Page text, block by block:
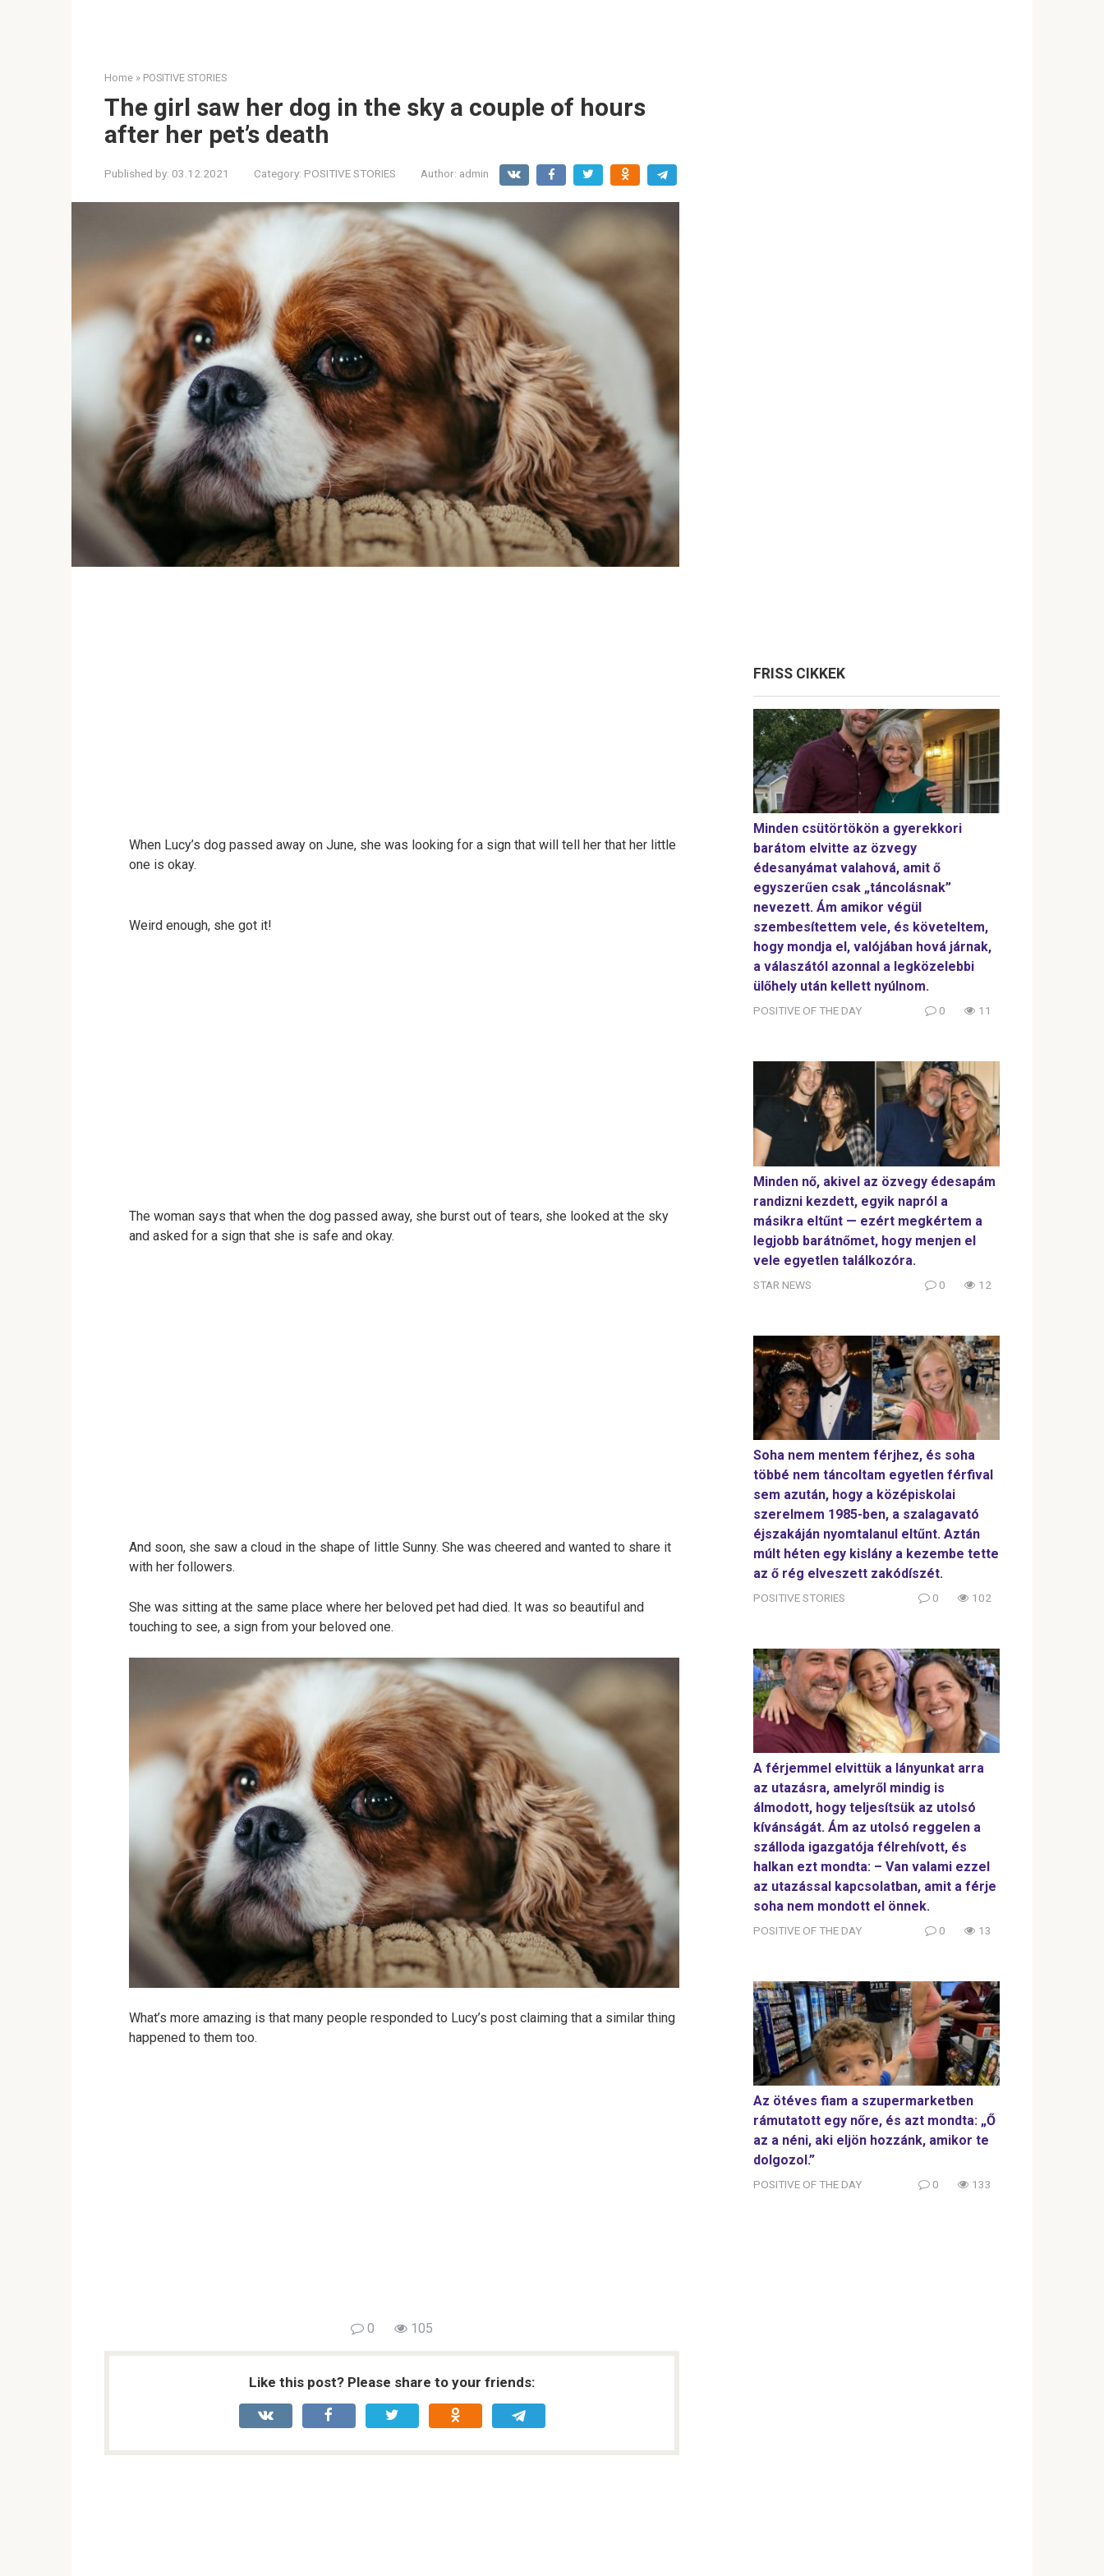
Home » POSITIVE STORIES
The girl saw her dog in the sky a couple of hours
after her pet’s death
Published by: 03.12.2021 Category: POSITIVE STORIES Author: admin
When Lucy’s dog passed away on June, she was looking for a sign that will tell her that her little
one is okay.
Weird enough, she got it!
The woman says that when the dog passed away, she burst out of tears, she looked at the sky
and asked for a sign that she is safe and okay.
And soon, she saw a cloud in the shape of little Sunny. She was cheered and wanted to share it
with her followers.
She was sitting at the same place where her beloved pet had died. It was so beautiful and
touching to see, a sign from your beloved one.
What’s more amazing is that many people responded to Lucy’s post claiming that a similar thing
happened to them too.
0 105
Like this post? Please share to your friends:
FRISS CIKKEK
Minden csütörtökön a gyerekkori
barátom elvitte az özvegy
édesanyámat valahová, amit ő
egyszerűen csak „táncolásnak”
nevezett. Ám amikor végül
szembesítettem vele, és követeltem,
hogy mondja el, valójában hová járnak,
a válaszától azonnal a legközelebbi
ülőhely után kellett nyúlnom.
POSITIVE OF THE DAY 0 11
Minden nő, akivel az özvegy édesapám
randizni kezdett, egyik napról a
másikra eltűnt — ezért megkértem a
legjobb barátnőmet, hogy menjen el
vele egyetlen találkozóra.
STAR NEWS 0 12
Soha nem mentem férjhez, és soha
többé nem táncoltam egyetlen férfival
sem azután, hogy a középiskolai
szerelmem 1985-ben, a szalagavató
éjszakáján nyomtalanul eltűnt. Aztán
múlt héten egy kislány a kezembe tette
az ő rég elveszett zakódíszét.
POSITIVE STORIES 0 102
A férjemmel elvittük a lányunkat arra
az utazásra, amelyről mindig is
álmodott, hogy teljesítsük az utolsó
kívánságát. Ám az utolsó reggelen a
szálloda igazgatója félrehívott, és
halkan ezt mondta: – Van valami ezzel
az utazással kapcsolatban, amit a férje
soha nem mondott el önnek.
POSITIVE OF THE DAY 0 13
Az ötéves fiam a szupermarketben
rámutatott egy nőre, és azt mondta: „Ő
az a néni, aki eljön hozzánk, amikor te
dolgozol.”
POSITIVE OF THE DAY 0 133